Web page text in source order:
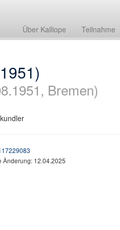
Über Kalliope Teilnahme
Bremen)
Änderung: 12.04.2025